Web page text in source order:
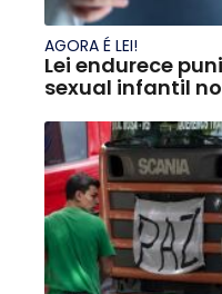
AGORA É LEI!
Lei endurece
sexual infantil